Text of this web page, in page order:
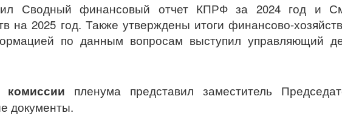
Сводный финансовый отчет КПРФ за 2024 год и
на 2025 год. Также утверждены итоги финансово-
по данным вопросам выступил управляющий
комиссии пленума представил заместитель
документы.